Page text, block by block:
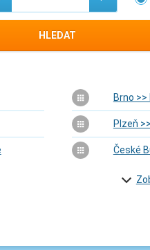
HLEDAT
Brno
Plzeň
České